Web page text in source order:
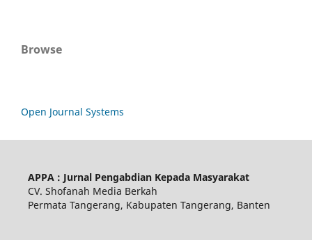
Browse
Open Journal Systems
APPA : Jurnal Pengabdian Kepada Masyarakat
CV. Shofanah Media Berkah
Permata Tangerang, Kabupaten Tangerang, Banten